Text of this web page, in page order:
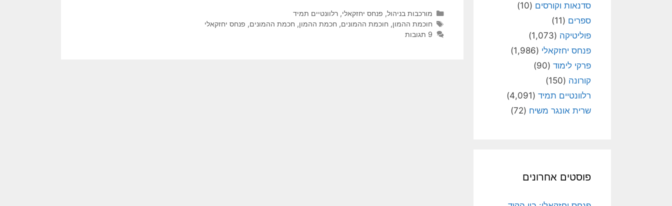
קטגוריות
מורכבות בניהול, פנחס יחזקאלי, רלוונטיים תמיד
תגיות
חוכמת ההמון, חוכמת ההמונים, חכמת ההמון, חכמת ההמונים, פנחס יחזקאלי
9 תגובות
סדנאות וקורסים (10)
ספרים (11)
פוליטיקה (1,073)
פנחס יחזקאלי (1,986)
פרקי לימוד (90)
קורונה (150)
רלוונטיים תמיד (4,091)
שרית אונגר משיח (72)
פוסטים אחרונים